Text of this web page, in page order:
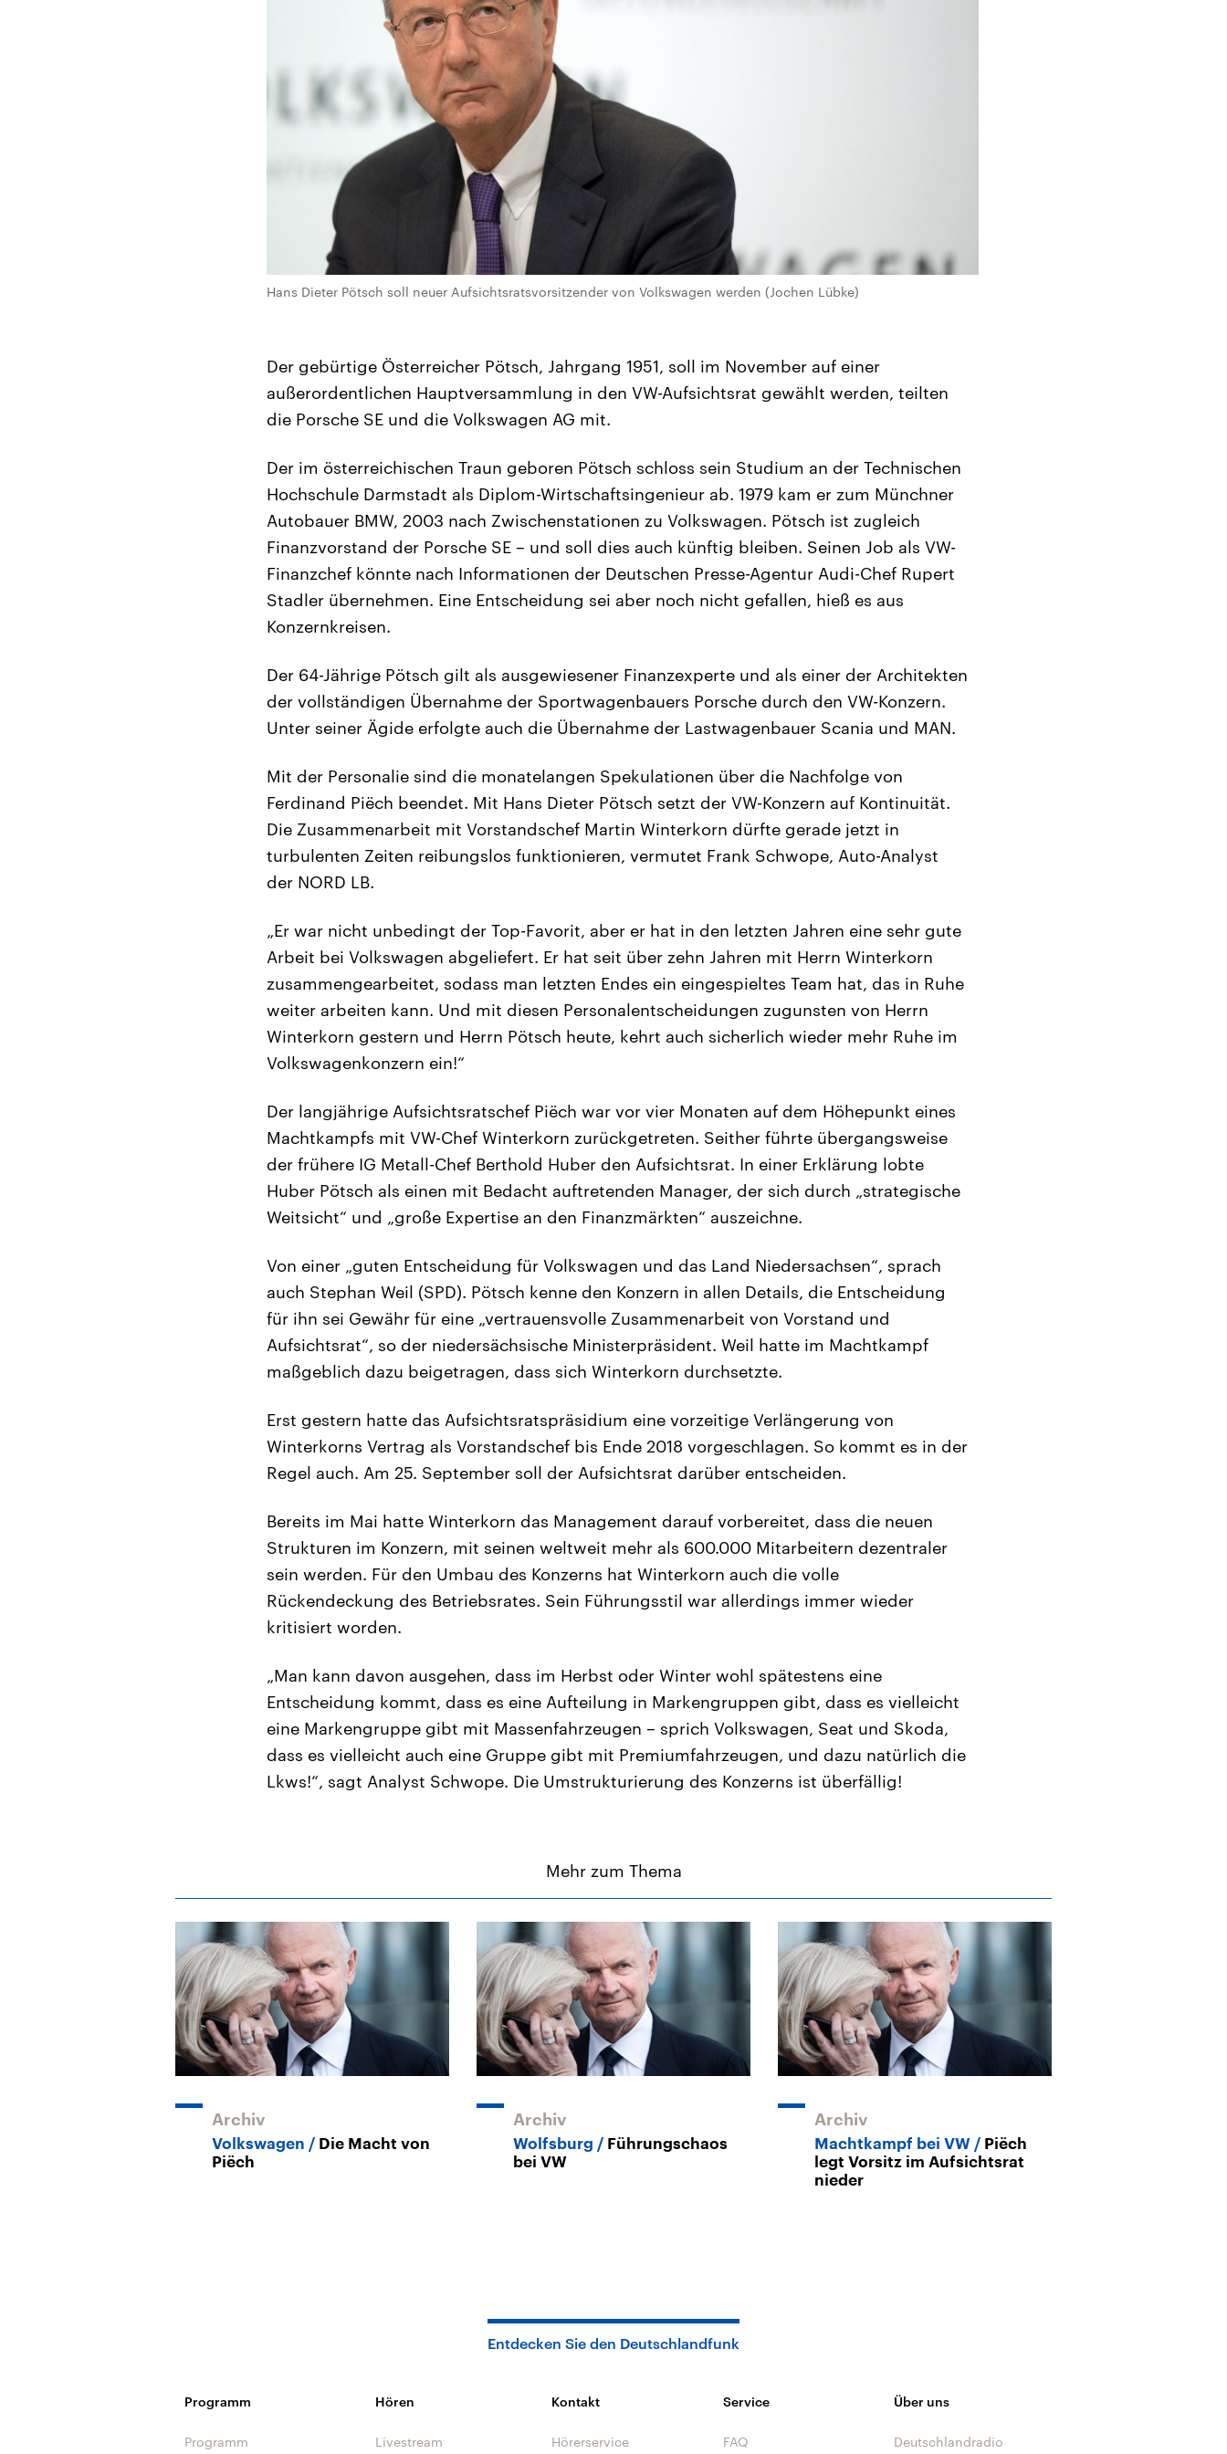
Hans Dieter Pötsch soll neuer Aufsichtsratsvorsitzender von Volkswagen werden (Jochen Lübke)
Der gebürtige Österreicher Pötsch, Jahrgang 1951, soll im November auf einer
außerordentlichen Hauptversammlung in den VW-Aufsichtsrat gewählt werden, teilten
die Porsche SE und die Volkswagen AG mit.
Der im österreichischen Traun geboren Pötsch schloss sein Studium an der Technischen
Hochschule Darmstadt als Diplom-Wirtschaftsingenieur ab. 1979 kam er zum Münchner
Autobauer BMW, 2003 nach Zwischenstationen zu Volkswagen. Pötsch ist zugleich
Finanzvorstand der Porsche SE – und soll dies auch künftig bleiben. Seinen Job als VW-
Finanzchef könnte nach Informationen der Deutschen Presse-Agentur Audi-Chef Rupert
Stadler übernehmen. Eine Entscheidung sei aber noch nicht gefallen, hieß es aus
Konzernkreisen.
Der 64-Jährige Pötsch gilt als ausgewiesener Finanzexperte und als einer der Architekten
der vollständigen Übernahme der Sportwagenbauers Porsche durch den VW-Konzern.
Unter seiner Ägide erfolgte auch die Übernahme der Lastwagenbauer Scania und MAN.
Mit der Personalie sind die monatelangen Spekulationen über die Nachfolge von
Ferdinand Piëch beendet. Mit Hans Dieter Pötsch setzt der VW-Konzern auf Kontinuität.
Die Zusammenarbeit mit Vorstandschef Martin Winterkorn dürfte gerade jetzt in
turbulenten Zeiten reibungslos funktionieren, vermutet Frank Schwope, Auto-Analyst
der NORD LB.
„Er war nicht unbedingt der Top-Favorit, aber er hat in den letzten Jahren eine sehr gute
Arbeit bei Volkswagen abgeliefert. Er hat seit über zehn Jahren mit Herrn Winterkorn
zusammengearbeitet, sodass man letzten Endes ein eingespieltes Team hat, das in Ruhe
weiter arbeiten kann. Und mit diesen Personalentscheidungen zugunsten von Herrn
Winterkorn gestern und Herrn Pötsch heute, kehrt auch sicherlich wieder mehr Ruhe im
Volkswagenkonzern ein!“
Der langjährige Aufsichtsratschef Piëch war vor vier Monaten auf dem Höhepunkt eines
Machtkampfs mit VW-Chef Winterkorn zurückgetreten. Seither führte übergangsweise
der frühere IG Metall-Chef Berthold Huber den Aufsichtsrat. In einer Erklärung lobte
Huber Pötsch als einen mit Bedacht auftretenden Manager, der sich durch „strategische
Weitsicht“ und „große Expertise an den Finanzmärkten“ auszeichne.
Von einer „guten Entscheidung für Volkswagen und das Land Niedersachsen“, sprach
auch Stephan Weil (SPD). Pötsch kenne den Konzern in allen Details, die Entscheidung
für ihn sei Gewähr für eine „vertrauensvolle Zusammenarbeit von Vorstand und
Aufsichtsrat“, so der niedersächsische Ministerpräsident. Weil hatte im Machtkampf
maßgeblich dazu beigetragen, dass sich Winterkorn durchsetzte.
Erst gestern hatte das Aufsichtsratspräsidium eine vorzeitige Verlängerung von
Winterkorns Vertrag als Vorstandschef bis Ende 2018 vorgeschlagen. So kommt es in der
Regel auch. Am 25. September soll der Aufsichtsrat darüber entscheiden.
Bereits im Mai hatte Winterkorn das Management darauf vorbereitet, dass die neuen
Strukturen im Konzern, mit seinen weltweit mehr als 600.000 Mitarbeitern dezentraler
sein werden. Für den Umbau des Konzerns hat Winterkorn auch die volle
Rückendeckung des Betriebsrates. Sein Führungsstil war allerdings immer wieder
kritisiert worden.
„Man kann davon ausgehen, dass im Herbst oder Winter wohl spätestens eine
Entscheidung kommt, dass es eine Aufteilung in Markengruppen gibt, dass es vielleicht
eine Markengruppe gibt mit Massenfahrzeugen – sprich Volkswagen, Seat und Skoda,
dass es vielleicht auch eine Gruppe gibt mit Premiumfahrzeugen, und dazu natürlich die
Lkws!“, sagt Analyst Schwope. Die Umstrukturierung des Konzerns ist überfällig!
Mehr zum Thema
Archiv
Volkswagen
Die Macht von
Piëch
Archiv
Wolfsburg
Führungschaos
bei VW
Archiv
Machtkampf bei VW
Piëch
legt Vorsitz im Aufsichtsrat
nieder
Entdecken Sie den Deutschlandfunk
Programm
Programm
Hören
Livestream
Kontakt
Hörerservice
Service
FAQ
Über uns
Deutschlandradio